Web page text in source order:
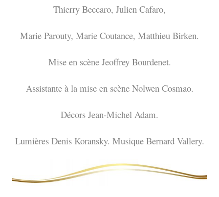
Thierry Beccaro, Julien Cafaro,
Marie Parouty, Marie Coutance, Matthieu Birken.
Mise en scène Jeoffrey Bourdenet.
Assistante à la mise en scène Nolwen Cosmao.
Décors Jean-Michel Adam.
Lumières Denis Koransky. Musique Bernard Vallery.